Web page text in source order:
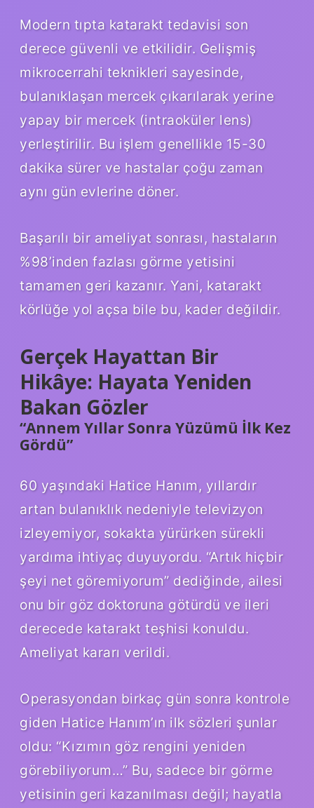
Modern tıpta katarakt tedavisi son
derece güvenli ve etkilidir. Gelişmiş
mikrocerrahi teknikleri sayesinde,
bulanıklaşan mercek çıkarılarak yerine
yapay bir mercek (intraoküler lens)
yerleştirilir. Bu işlem genellikle 15-30
dakika sürer ve hastalar çoğu zaman
aynı gün evlerine döner.
Başarılı bir ameliyat sonrası, hastaların
%98’inden fazlası görme yetisini
tamamen geri kazanır. Yani, katarakt
körlüğe yol açsa bile bu, kader değildir.
Gerçek Hayattan Bir
Hikâye: Hayata Yeniden
Bakan Gözler
“Annem Yıllar Sonra Yüzümü İlk Kez
Gördü”
60 yaşındaki Hatice Hanım, yıllardır
artan bulanıklık nedeniyle televizyon
izleyemiyor, sokakta yürürken sürekli
yardıma ihtiyaç duyuyordu. “Artık hiçbir
şeyi net göremiyorum” dediğinde, ailesi
onu bir göz doktoruna götürdü ve ileri
derecede katarakt teşhisi konuldu.
Ameliyat kararı verildi.
Operasyondan birkaç gün sonra kontrole
giden Hatice Hanım’ın ilk sözleri şunlar
oldu: “Kızımın göz rengini yeniden
görebiliyorum…” Bu, sadece bir görme
yetisinin geri kazanılması değil; hayatla